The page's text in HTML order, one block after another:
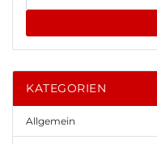
KATEGORIEN
Allgemein